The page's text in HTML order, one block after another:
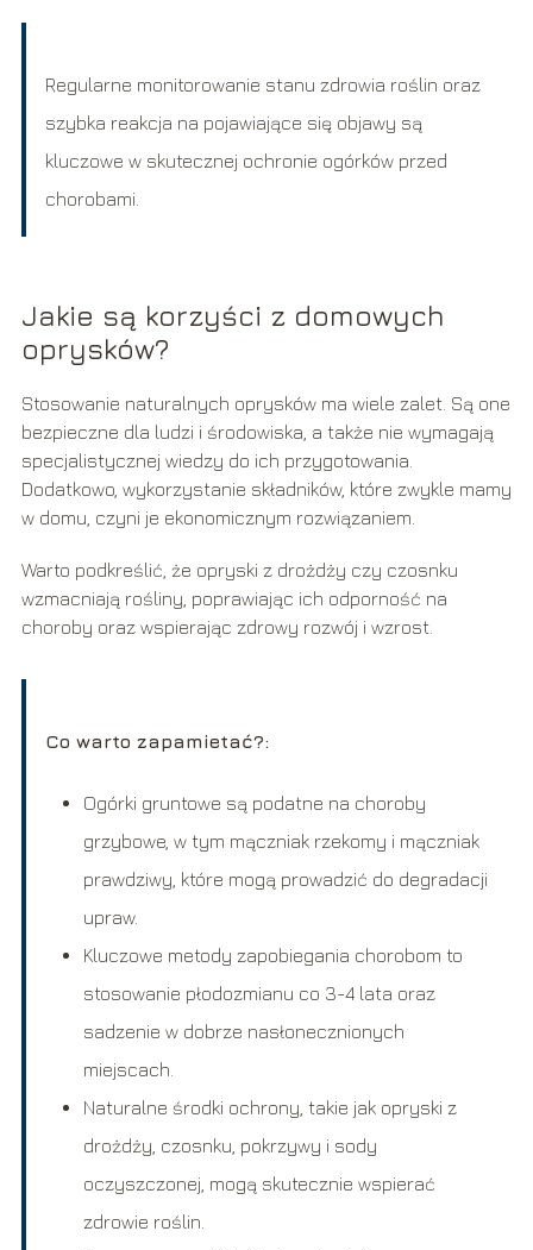
Regularne monitorowanie stanu zdrowia roślin oraz
szybka reakcja na pojawiające się objawy są
kluczowe w skutecznej ochronie ogórków przed
chorobami.
Jakie są korzyści z domowych
oprysków?
Stosowanie naturalnych oprysków ma wiele zalet. Są one
bezpieczne dla ludzi i środowiska, a także nie wymagają
specjalistycznej wiedzy do ich przygotowania.
Dodatkowo, wykorzystanie składników, które zwykle mamy
w domu, czyni je ekonomicznym rozwiązaniem.
Warto podkreślić, że opryski z drożdży czy czosnku
wzmacniają rośliny, poprawiając ich odporność na
choroby oraz wspierając zdrowy rozwój i wzrost.
Co warto zapamietać?:
Ogórki gruntowe są podatne na choroby
grzybowe, w tym mączniak rzekomy i mączniak
prawdziwy, które mogą prowadzić do degradacji
upraw.
Kluczowe metody zapobiegania chorobom to
stosowanie płodozmianu co 3-4 lata oraz
sadzenie w dobrze nasłonecznionych
miejscach.
Naturalne środki ochrony, takie jak opryski z
drożdży, czosnku, pokrzywy i sody
oczyszczonej, mogą skutecznie wspierać
zdrowie roślin.